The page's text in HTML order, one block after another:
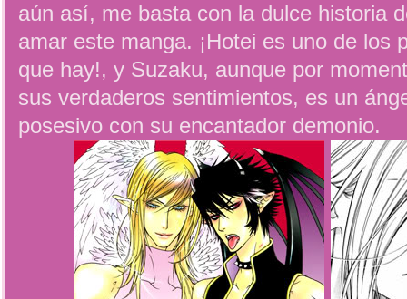
aún así, me basta con la dulce historia
amar este manga. ¡Hotei es uno de los
que hay!, y Suzaku, aunque por
sus verdaderos sentimientos, es un
posesivo con su encantador demonio.